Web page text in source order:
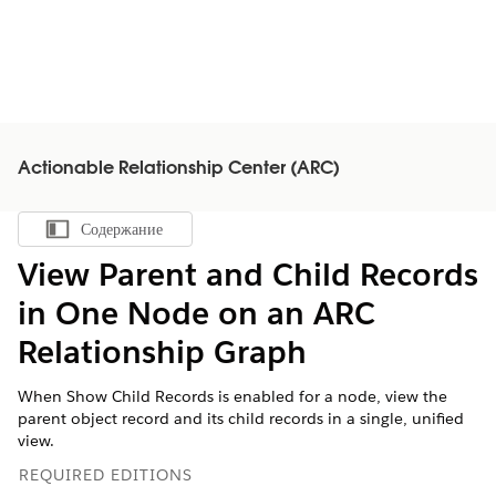
Actionable Relationship Center (ARC)
Показать содержание
Содержание
View Parent and Child Records
in One Node on an ARC
Relationship Graph
When Show Child Records is enabled for a node, view the
parent object record and its child records in a single, unified
view.
REQUIRED EDITIONS